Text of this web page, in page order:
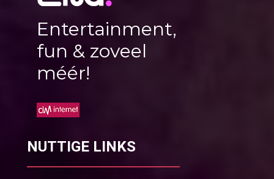
Entertainment,
fun & zoveel
méér!
NUTTIGE LINKS